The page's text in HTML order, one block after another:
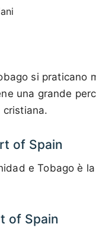
si praticano
una grande
cristiana.
of Spain
e Tobago è
of Spain